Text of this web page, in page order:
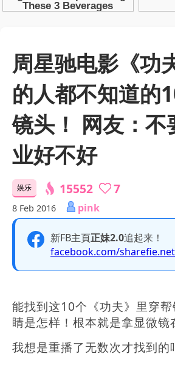
周星驰电影《功
的人都不知道的
镜头！ 网友：不
业好不好
娱乐 15552 7
8 Feb 2016 pink
新FB主頁正妹2.0追起来！
facebook.com/sharefie.net
能找到这10个《功夫》里穿
睛是怎样！根本就是拿显微镜
我想是重播了无数次才找到的